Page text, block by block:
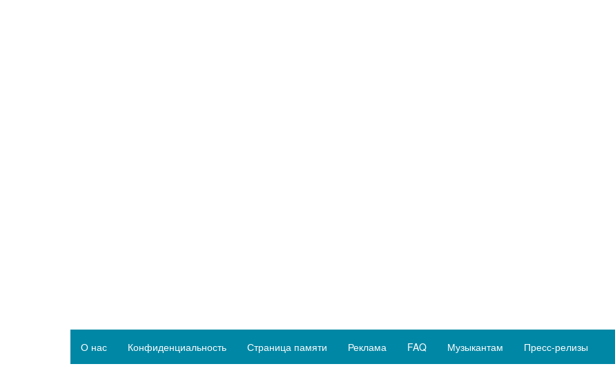
О нас Конфиденциальность Страница памяти Реклама FAQ Музыкантам Пресс-релизы